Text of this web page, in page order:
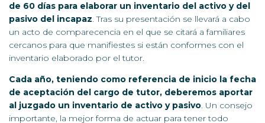
de 60 días para elaborar un inventario del activo y del
pasivo del incapaz. Tras su presentación se llevará a cabo
un acto de comparecencia en el que se citará a familiares
cercanos para que manifiestes si están conformes con el
inventario elaborado por el tutor.
Cada año, teniendo como referencia de inicio la fecha
de aceptación del cargo de tutor, deberemos aportar
al juzgado un inventario de activo y pasivo. Un consejo
importante, la mejor forma de actuar para tener todo